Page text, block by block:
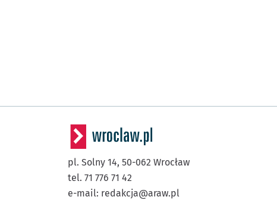
pl. Solny 14, 50-062 Wrocław
tel. 71 776 71 42
e-mail: redakcja@araw.pl